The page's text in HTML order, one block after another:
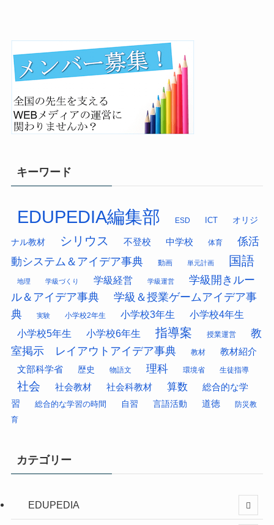
キーワード
EDUPEDIA編集部 ESD ICT オリジ
ナル教材 シリウス 不登校 中学校 体育
係活
動システム＆アイデア事典
動画 単元計画 国語
地理 学級づくり 学級経営 学級運営
学級開きルー
ル＆アイデア事典
学級＆授業ゲームアイデア事
典
実験 小学校2年生 小学校3年生
小学校4年生
小学校5年生
小学校6年生 指導案 授業運営
教
室掲示 レイアウトアイデア事典
教材 教材紹介
文部科学省 歴史 物語文 理科 環境省 生徒指導
社会 社会教材 社会科教材 算数
総合的な学
習
総合的な学習の時間 自習 言語活動 道徳 防災教
育
カテゴリー
EDUPEDIA